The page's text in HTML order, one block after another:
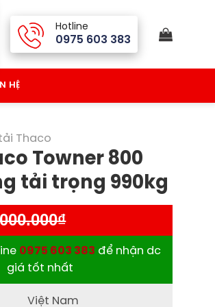
Hotline
0975 603 383
HỆ
Thaco
Towner 800
tải trọng 990kg
₫
0975 603 383 để nhận dc
giá tốt nhất
Việt Nam